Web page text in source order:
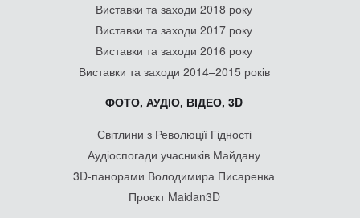
Виставки та заходи 2018 року
Виставки та заходи 2017 року
Виставки та заходи 2016 року
Виставки та заходи 2014–2015 років
ФОТО, АУДІО, ВІДЕО, 3D
Світлини з Революції Гідності
Аудіоспогади учасників Майдану
3D-панорами Володимира Писаренка
Проєкт Maidan3D